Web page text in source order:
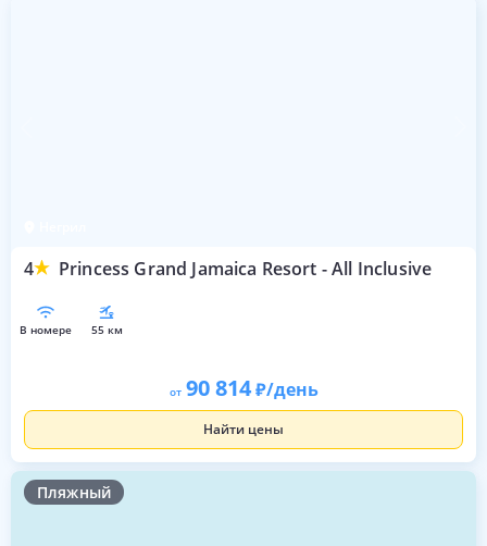
4 Princess Grand Jamaica Resort - All Inclusive
в номере 55 км
от 90 814 /день
Найти цены
Пляжный